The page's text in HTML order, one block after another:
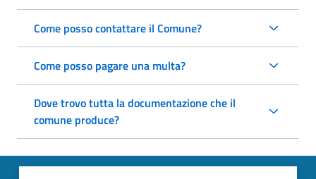
Come posso contattare il Comune?
Come posso pagare una multa?
Dove trovo tutta la documentazione che il
comune produce?